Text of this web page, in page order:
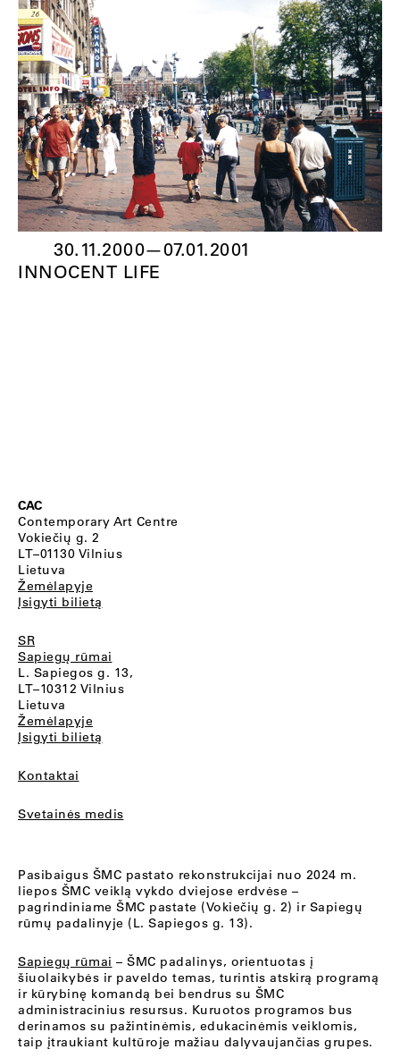
30.11.2000—07.01.2001
INNOCENT LIFE
CAC
Contemporary Art Centre
Vokiečių g. 2
LT–01130 Vilnius
Lietuva
Žemėlapyje
Įsigyti bilietą
SR
Sapiegų rūmai
L. Sapiegos g. 13,
LT–10312 Vilnius
Lietuva
Žemėlapyje
Įsigyti bilietą
Kontaktai
Svetainės medis
Pasibaigus ŠMC pastato rekonstrukcijai nuo 2024 m.
liepos ŠMC veiklą vykdo dviejose erdvėse –
pagrindiniame ŠMC pastate (Vokiečių g. 2) ir Sapiegų
rūmų padalinyje (L. Sapiegos g. 13).
Sapiegų rūmai – ŠMC padalinys, orientuotas į
šiuolaikybės ir paveldo temas, turintis atskirą programą
ir kūrybinę komandą bei bendrus su ŠMC
administracinius resursus. Kuruotos programos bus
derinamos su pažintinėmis, edukacinėmis veiklomis,
taip įtraukiant kultūroje mažiau dalyvaujančias grupes.